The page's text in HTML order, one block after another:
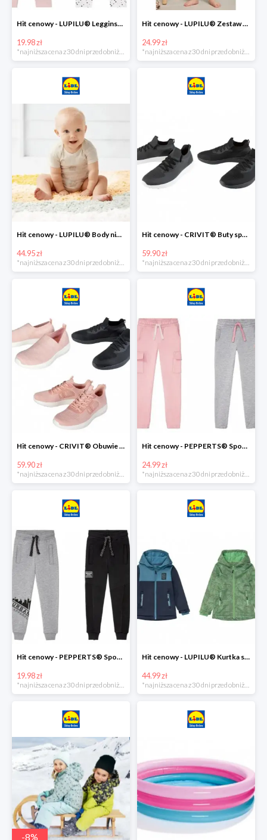
Hit cenowy - LUPILU® Legginsy niemowlęce z biobawełną, 2 pary
19.98 zł
Hit cenowy - LUPILU® Zestaw dziecięcy z biobawełny (body + koszulka + spodenki), 1 komplet
24.99 zł
Hit cenowy - LUPILU® Body niemowlęce z biobawełny, z krótkim rękawem, 5 sztuk
44.95 zł
*najniższa cena z 30 dni przed obniżką
Hit cenowy - CRIVIT® Buty sportowe chłopięce WellWalk, 1 para
59.90 zł
*najniższa cena z 30 dni przed obniżką
Hit cenowy - CRIVIT® Obuwie dziewczęce sportowe i na co dzień, 1 para
59.90 zł
Hit cenowy - PEPPERTS® Spodnie dresowe dziewczęce, 1 para
24.99 zł
Hit cenowy - PEPPERTS® Spodnie dresowe chłopięce, 1 para
19.98 zł
Hit cenowy - LUPILU® Kurtka softshell chłopięca, 1 sztuka
44.99 zł
-8%